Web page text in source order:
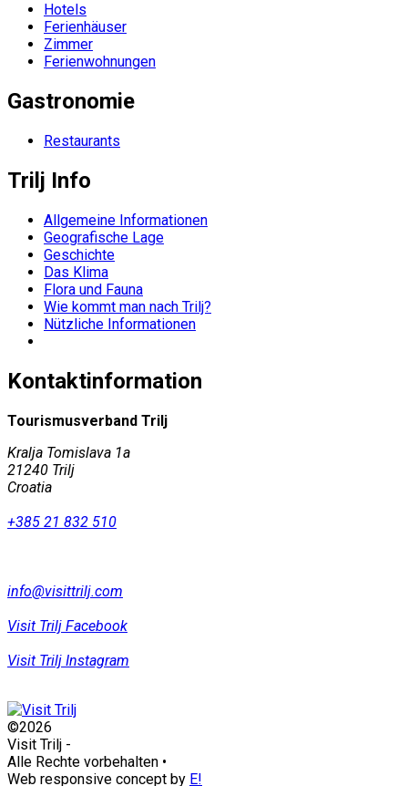
Hotels
Ferienhäuser
Zimmer
Ferienwohnungen
Gastronomie
Restaurants
Trilj Info
Allgemeine Informationen
Geografische Lage
Geschichte
Das Klima
Flora und Fauna
Wie kommt man nach Trilj?
Nützliche Informationen
Kontaktinformation
Tourismusverband Trilj
Kralja Tomislava 1a
21240 Trilj
Croatia
+385 21 832 510
info@visittrilj.com
Visit Trilj Facebook
Visit Trilj Instagram
©2026
Visit Trilj -
Alle Rechte vorbehalten •
Web responsive concept by E!